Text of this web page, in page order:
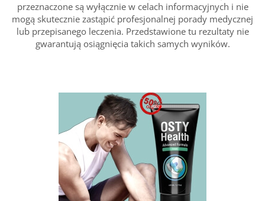
przeznaczone są wyłącznie w celach informacyjnych i nie
mogą skutecznie zastąpić profesjonalnej porady medycznej
lub przepisanego leczenia. Przedstawione tu rezultaty nie
gwarantują osiągnięcia takich samych wyników.